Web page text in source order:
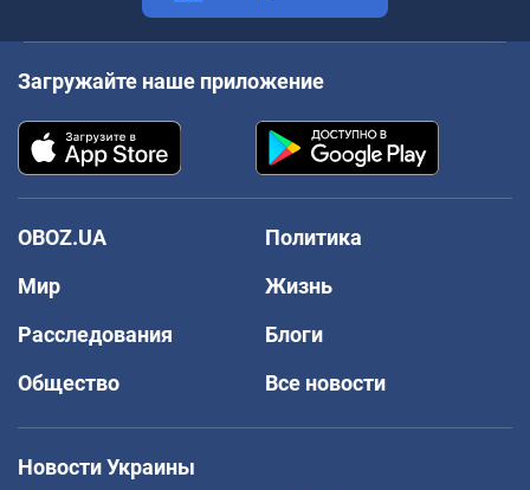
Загружайте наше приложение
OBOZ.UA
Политика
Мир
Жизнь
Расследования
Блоги
Общество
Все новости
Новости Украины